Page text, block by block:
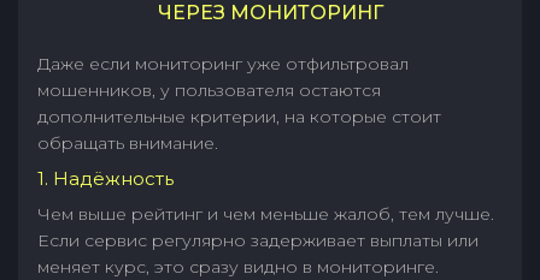
ЧЕРЕЗ МОНИТОРИНГ
Даже если мониторинг уже отфильтровал
мошенников, у пользователя остаются
дополнительные критерии, на которые стоит
обращать внимание.
1. Надёжность
Чем выше рейтинг и чем меньше жалоб, тем лучше.
Если сервис регулярно задерживает выплаты или
меняет курс, это сразу видно в мониторинге.